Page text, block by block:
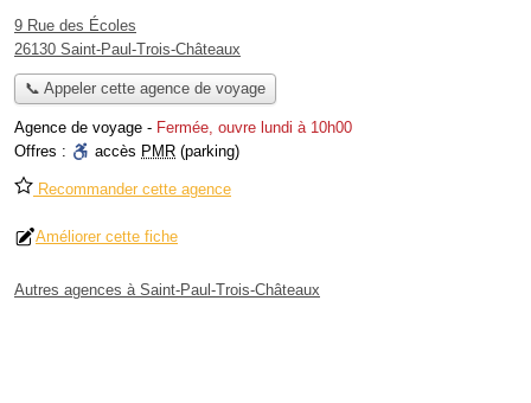
9 Rue des Écoles
26130 Saint-Paul-Trois-Châteaux
📞 Appeler cette agence de voyage
Agence de voyage - Fermée, ouvre lundi à 10h00
Offres :
accès PMR (parking)
Recommander cette agence
Améliorer cette fiche
Autres agences à Saint-Paul-Trois-Châteaux